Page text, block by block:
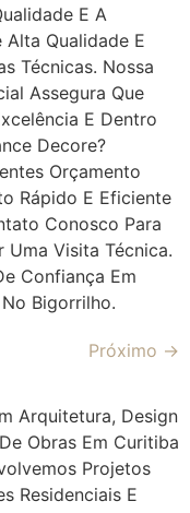
E A
Qualidade E
Técnicas. Nossa
Assegura Que
E Dentro
Decore?
Orçamento
Rápido E Eficiente
Conosco Para
Uma Visita Técnica.
Confiança Em
Bigorrilho.
Próximo →
Arquitetura, Design
Obras Em Curitiba
Projetos
Residenciais E